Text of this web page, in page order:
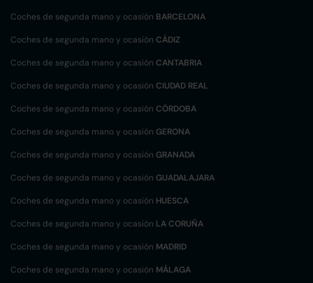
Coches de segunda mano y ocasión BARCELONA
Coches de segunda mano y ocasión CÁDIZ
Coches de segunda mano y ocasión CANTABRIA
Coches de segunda mano y ocasión CIUDAD REAL
Coches de segunda mano y ocasión CÓRDOBA
Coches de segunda mano y ocasión GERONA
Coches de segunda mano y ocasión GRANADA
Coches de segunda mano y ocasión GUADALAJARA
Coches de segunda mano y ocasión HUESCA
Coches de segunda mano y ocasión LA CORUÑA
Coches de segunda mano y ocasión MADRID
Coches de segunda mano y ocasión MÁLAGA